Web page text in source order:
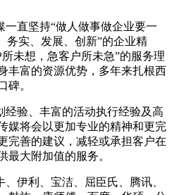
一直坚持“做人做事做企业要一
务实、发展、创新”的企业精
未想，急客户所未急”的服务理
丰富的资源优势，多年来扎根西
碑。
经验、丰富的活动执行经验及高
媒将会以更加专业的精神和更完
完善的建议，减轻或承担客户在
最大附加值的服务。
伊利、宝洁、屈臣氏、腾讯、